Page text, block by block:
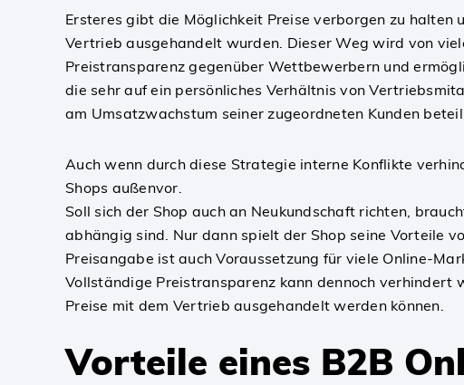
Ersteres gibt die Möglichkeit Preise verborgen zu halten
Vertrieb ausgehandelt wurden. Dieser Weg wird von
Preistransparenz gegenüber Wettbewerbern und
die sehr auf ein persönliches Verhältnis von
am Umsatzwachstum seiner zugeordneten Kunden
Auch wenn durch diese Strategie interne Konflikte
Shops außenvor.
Soll sich der Shop auch an Neukundschaft richten,
abhängig sind. Nur dann spielt der Shop seine Vorteile
Preisangabe ist auch Voraussetzung für viele Online-
Vollständige Preistransparenz kann dennoch
Preise mit dem Vertrieb ausgehandelt werden können.
Vorteile eines B2B